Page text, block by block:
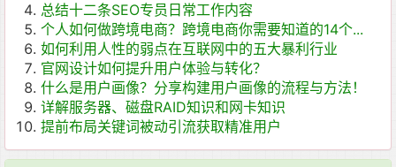
总结十二条SEO专员日常工作内容
个人如何做跨境电商？跨境电商你需要知道的14个...
如何利用人性的弱点在互联网中的五大暴利​行业
官网设计如何提升用户体验与转化？
什么是用户画像？分享构建用户画像的流程与方法！
详解服务器、磁盘RAID知识和网卡知识
提前布局关键词被动引流获取精准用户